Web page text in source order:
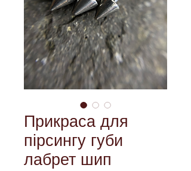
Прикраса для
пірсингу губи
лабрет шип